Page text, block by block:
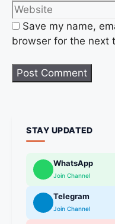
Save my name,
browser for the next
STAY UPDATED
WhatsApp
Join Channel
Telegram
Join Channel